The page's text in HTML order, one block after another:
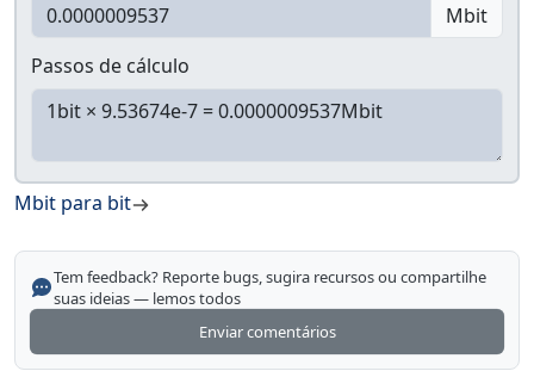
Mbit
Passos de cálculo
Mbit para bit
Tem feedback? Reporte bugs, sugira recursos ou compartilhe
suas ideias — lemos todos
Enviar comentários